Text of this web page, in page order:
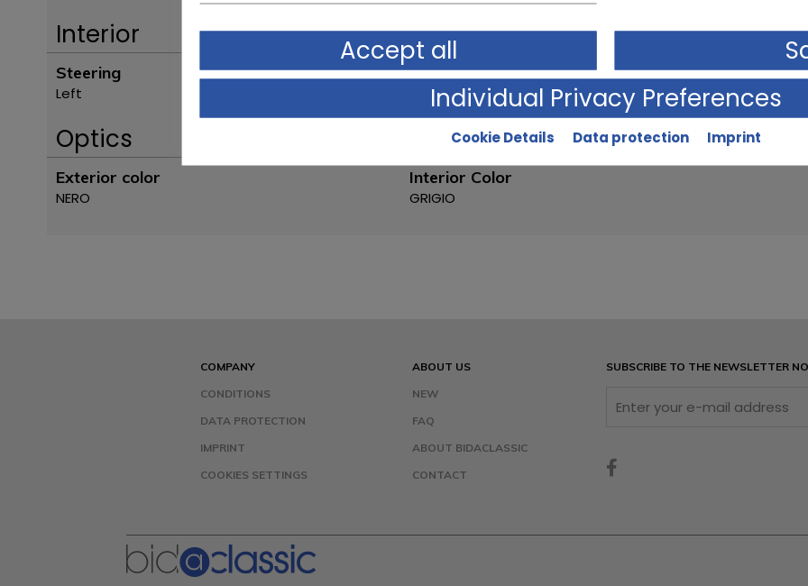
Interior
Steering
Left
Optics
Exterior color
NERO
Interior Color
GRIGIO
COMPANY
CONDITIONS
DATA PROTECTION
IMPRINT
COOKIES SETTINGS
ABOUT US
NEW
FAQ
ABOUT BIDACLASSIC
CONTACT
SUBSCRIBE TO THE NEWSLETTER
Accept all
Individual Privacy Preferences
Cookie Details Data protection Imprint